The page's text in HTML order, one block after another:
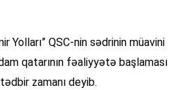
Yolları” QSC-nin sədrinin müavini
qatarının fəaliyyətə başlaması
zamanı deyib.